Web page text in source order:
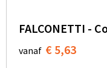
FALCONETTI -
vanaf € 5,63